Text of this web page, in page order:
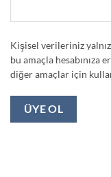
Kişisel verileriniz
bu amaçla hesabınıza
diğer amaçlar için
ÜYE OL